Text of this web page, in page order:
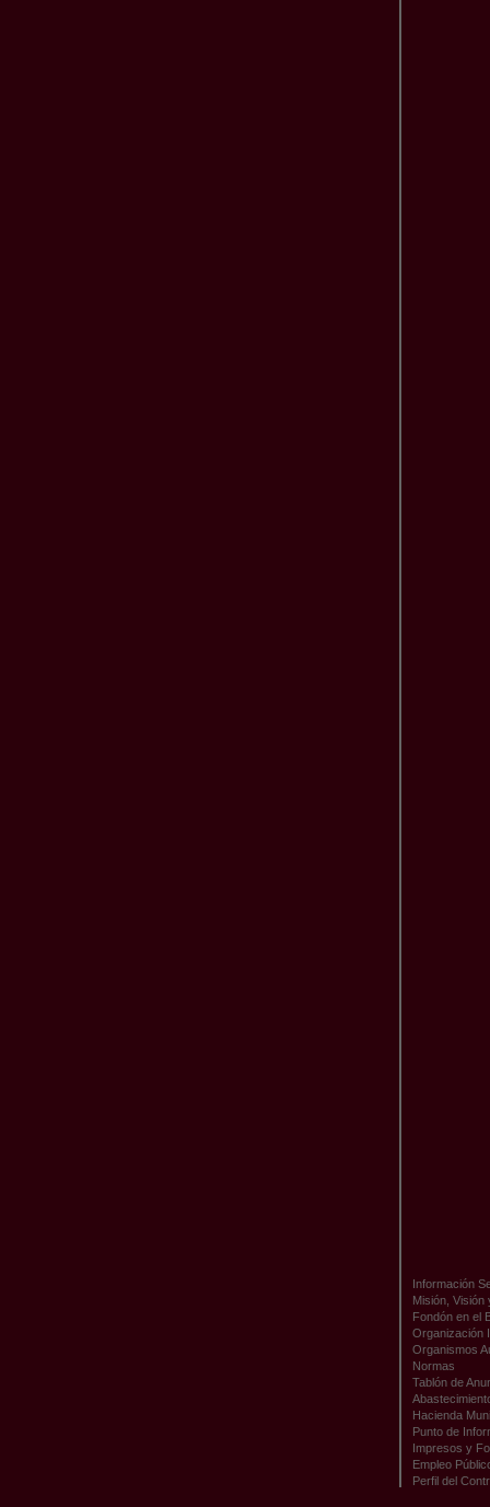
Información
Misión, Visión
Fondón en el
Organización
Organismos
Normas
Tablón de
Hacienda
Punto de
Impresos y
Empleo
Perfil del